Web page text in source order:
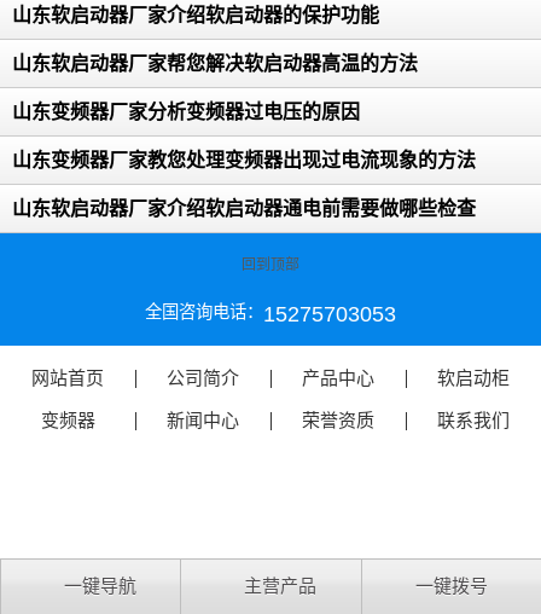
山东软启动器厂家介绍软启动器的保护功能
山东软启动器厂家帮您解决软启动器高温的方法
山东变频器厂家分析变频器过电压的原因
山东变频器厂家教您处理变频器出现过电流现象的方法
山东软启动器厂家介绍软启动器通电前需要做哪些检查
回到顶部
全国咨询电话： 15275703053
网站首页 公司简介 产品中心 软启动柜
变频器 新闻中心 荣誉资质 联系我们
一键导航 主营产品 一键拨号